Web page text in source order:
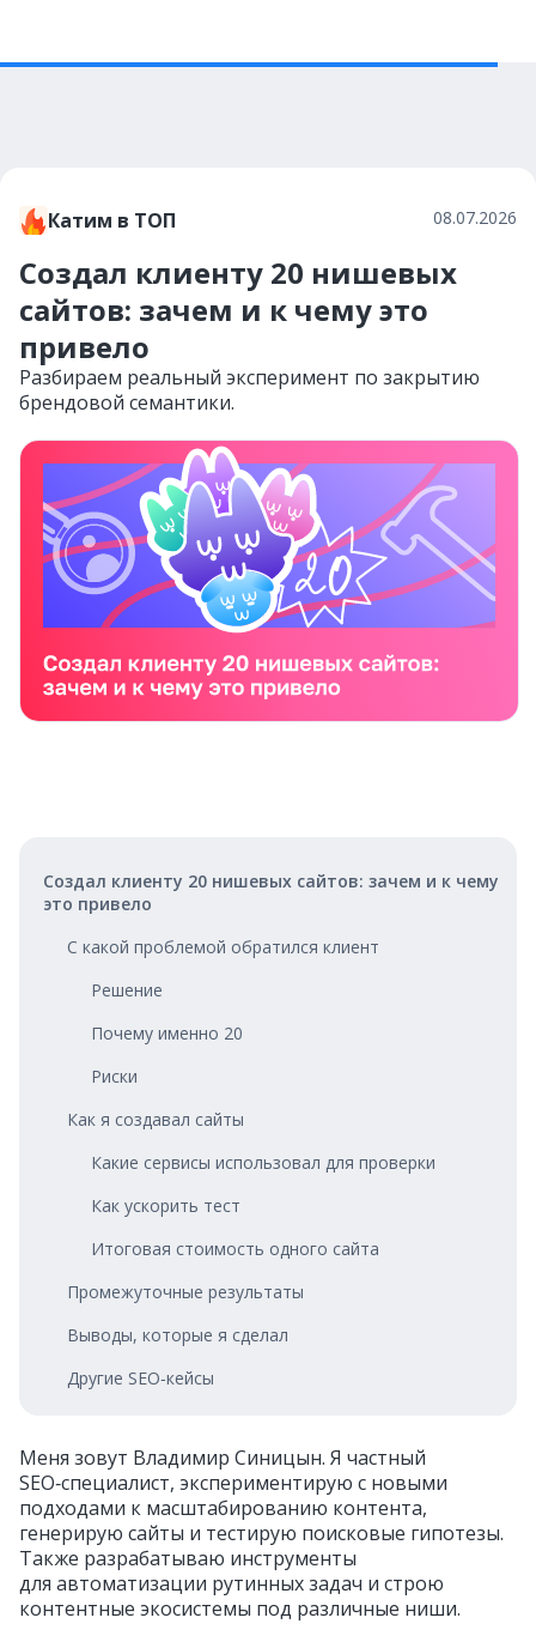
Катим в ТОП 08.07.2026
Создал клиенту 20 нишевых
сайтов: зачем и к чему это
привело
Разбираем реальный эксперимент по закрытию
брендовой семантики.
Создал клиенту 20 нишевых сайтов: зачем и к чему
это привело
С какой проблемой обратился клиент
Решение
Почему именно 20
Риски
Как я создавал сайты
Какие сервисы использовал для проверки
Как ускорить тест
Итоговая стоимость одного сайта
Промежуточные результаты
Выводы, которые я сделал
Другие SEO‑кейсы
Меня зовут Владимир Синицын. Я частный
SEO‑специалист, экспериментирую с новыми
подходами к масштабированию контента,
генерирую сайты и тестирую поисковые гипотезы.
Также разрабатываю инструменты
для автоматизации рутинных задач и строю
контентные экосистемы под различные ниши.